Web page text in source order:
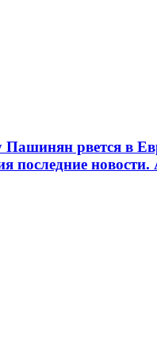
рвется в
последние новости.